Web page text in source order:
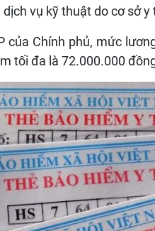
vụ kỹ thuật do cơ sở
Chính phủ, mức
tối đa là 72.000.000